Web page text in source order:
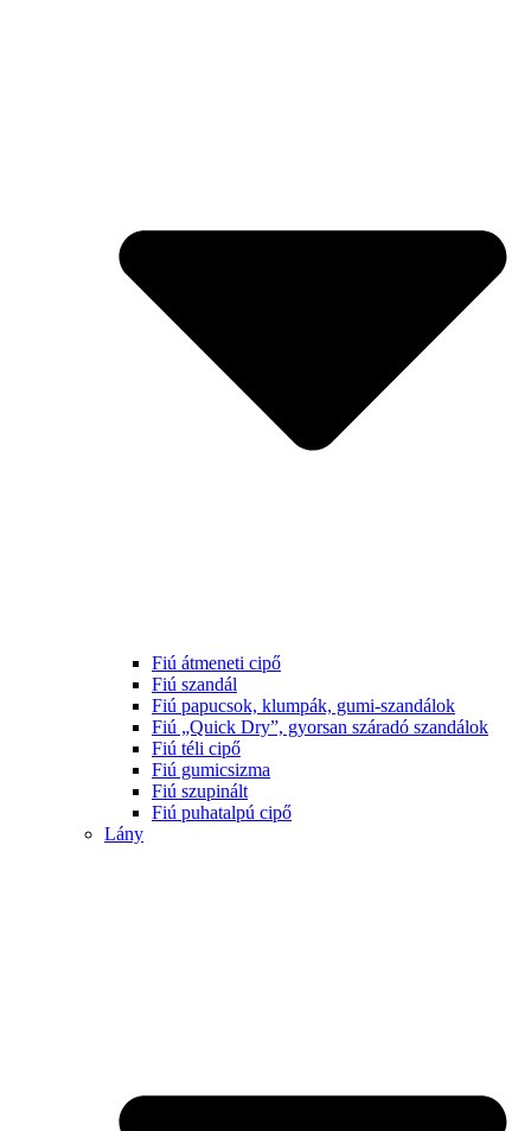
Fiú átmeneti cipő
Fiú szandál
Fiú papucsok, klumpák, gumi-szandálok
Fiú „Quick Dry”, gyorsan száradó szandálok
Fiú téli cipő
Fiú gumicsizma
Fiú szupinált
Fiú puhatalpú cipő
Lány